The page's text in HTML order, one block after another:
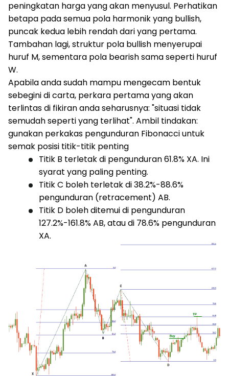
peningkatan harga yang akan menyusul. Perhatikan
betapa pada semua pola harmonik yang bullish,
puncak kedua lebih rendah dari yang pertama.
Tambahan lagi, struktur pola bullish menyerupai
huruf M, sementara pola bearish sama seperti huruf
W.
Apabila anda sudah mampu mengecam bentuk
sebegini di carta, perkara pertama yang akan
terlintas di fikiran anda seharusnya: "situasi tidak
semudah seperti yang terlihat". Ambil tindakan:
gunakan perkakas pengunduran Fibonacci untuk
semak posisi titik-titik penting
Titik B terletak di pengunduran 61.8% XA. Ini
syarat yang paling penting.
Titik C boleh terletak di 38.2%-88.6%
pengunduran (retracement) AB.
Titik D boleh ditemui di pengunduran
127.2%-161.8% AB, atau di 78.6% pengunduran
XA.